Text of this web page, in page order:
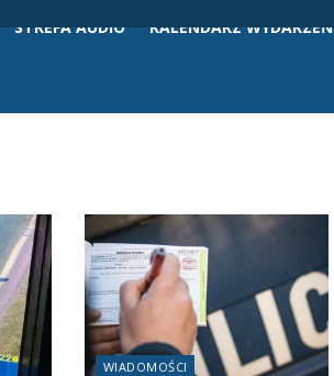
STREFA AUDIO KALENDARZ WYDARZEŃ
WIADOMOŚCI